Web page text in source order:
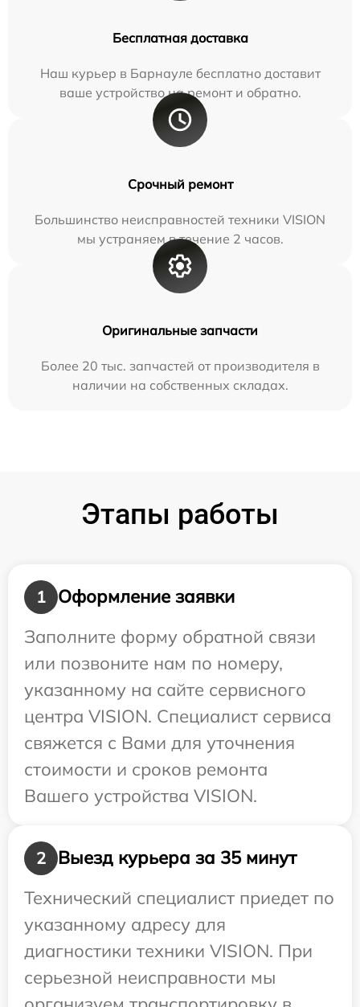
Бесплатная доставка
Наш курьер в Барнауле бесплатно доставит
ваше устройство на ремонт и обратно.
Срочный ремонт
Большинство неисправностей техники VISION
мы устраняем в течение 2 часов.
Оригинальные запчасти
Более 20 тыс. запчастей от производителя в
наличии на собственных складах.
Этапы работы
1
Оформление заявки
Заполните форму обратной связи
или позвоните нам по номеру,
указанному на сайте сервисного
центра VISION. Специалист сервиса
свяжется с Вами для уточнения
стоимости и сроков ремонта
Вашего устройства VISION.
2
Выезд курьера за 35 минут
Технический специалист приедет по
указанному адресу для
диагностики техники VISION. При
серьезной неисправности мы